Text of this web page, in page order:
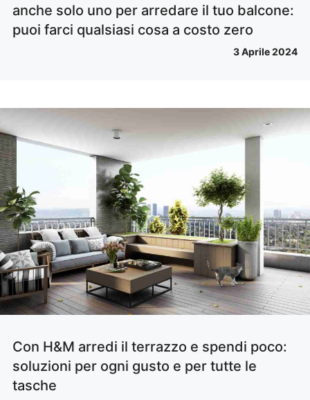
anche solo uno per arredare il tuo balcone:
puoi farci qualsiasi cosa a costo zero
3 Aprile 2024
Con H&M arredi il terrazzo e spendi poco:
soluzioni per ogni gusto e per tutte le
tasche